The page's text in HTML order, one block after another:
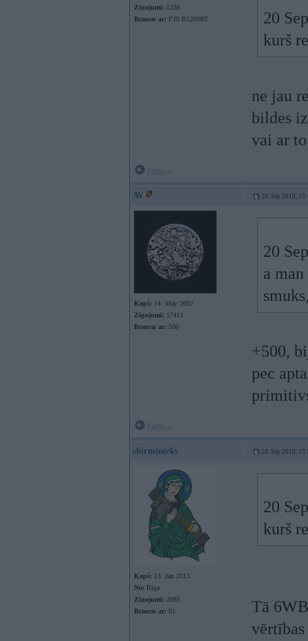
Ziņojumi: 5238
Braucu ar: F20 R1200RT
20
kurš
ne jau
bildes
vai ar
AV 20. Sep 2019,
Kopš: 14. May 2002
Ziņojumi: 17411
Braucu ar: 500
20
a
+500,
pec
shirminieks 20. Sep 2019,
Kopš: 13. Jan 2013
No: Rīga
Ziņojumi: 2085
Braucu ar: 81
20
kurš
Tā